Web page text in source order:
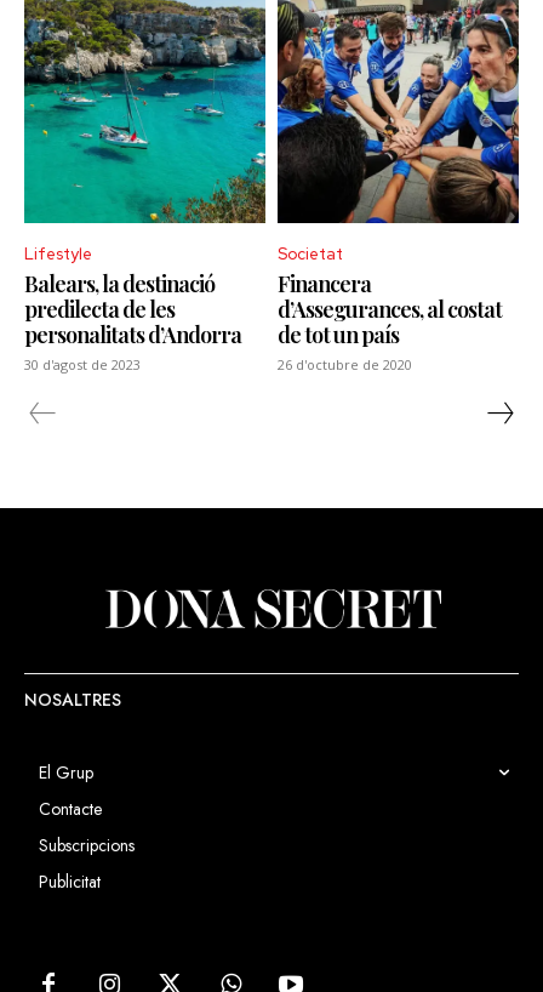
Lifestyle
Balears, la destinació
predilecta de les
personalitats d’Andorra
30 d'agost de 2023
Societat
Financera
d’Assegurances, al costat
de tot un país
26 d'octubre de 2020
NOSALTRES
El Grup
Contacte
Subscripcions
Publicitat